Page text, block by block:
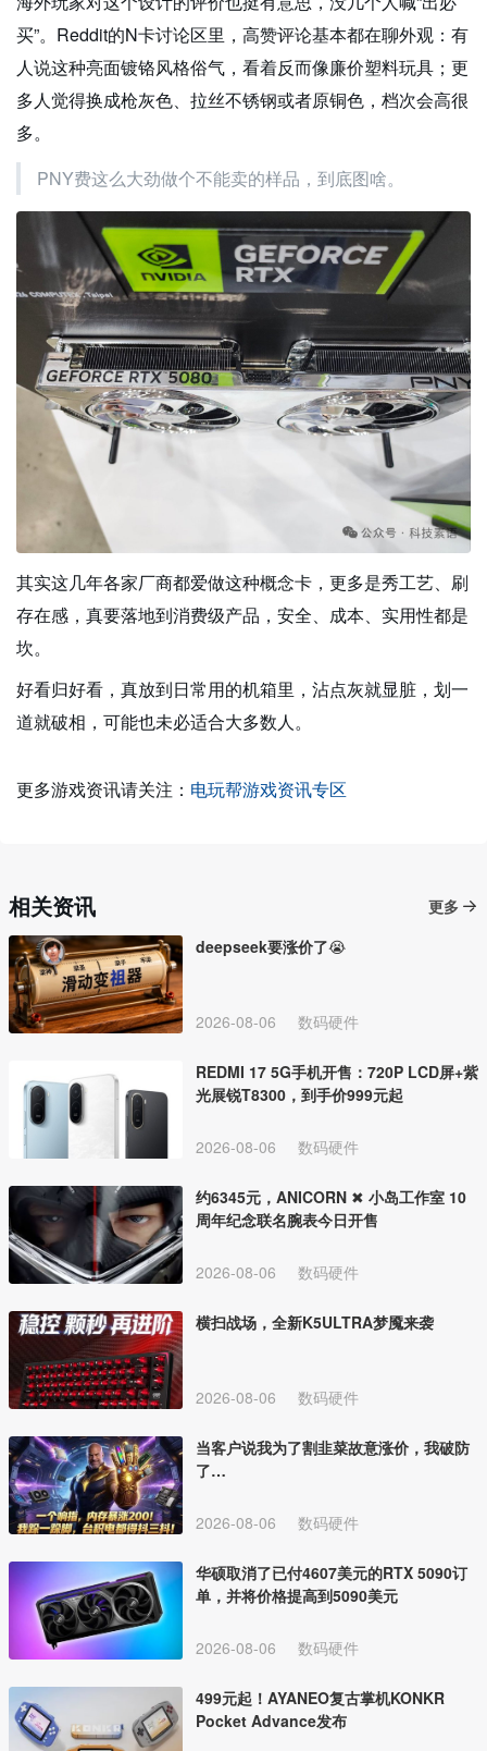
买”。Reddit的N卡讨论区里，高赞评论基本都在聊外观：有
人说这种亮面镀铬风格俗气，看着反而像廉价塑料玩具；更
多人觉得换成枪灰色、拉丝不锈钢或者原铜色，档次会高很
多。
PNY费这么大劲做个不能卖的样品，到底图啥。
其实这几年各家厂商都爱做这种概念卡，更多是秀工艺、刷
存在感，真要落地到消费级产品，安全、成本、实用性都是
坎。
好看归好看，真放到日常用的机箱里，沾点灰就显脏，划一
道就破相，可能也未必适合大多数人。
更多游戏资讯请关注： 电玩帮游戏资讯专区
相关资讯
更多
deepseek要涨价了😭
2026-08-06 数码硬件
REDMI 17 5G手机开售：720P LCD屏+紫
光展锐T8300，到手价999元起
2026-08-06 数码硬件
约6345元，ANICORN ✖ 小岛工作室 10
周年纪念联名腕表今日开售
2026-08-06 数码硬件
横扫战场，全新K5ULTRA梦魇来袭
2026-08-06 数码硬件
当客户说我为了割韭菜故意涨价，我破防
了…
2026-08-06 数码硬件
华硕取消了已付4607美元的RTX 5090订
单，并将价格提高到5090美元
2026-08-06 数码硬件
499元起！AYANEO复古掌机KONKR
Pocket Advance发布